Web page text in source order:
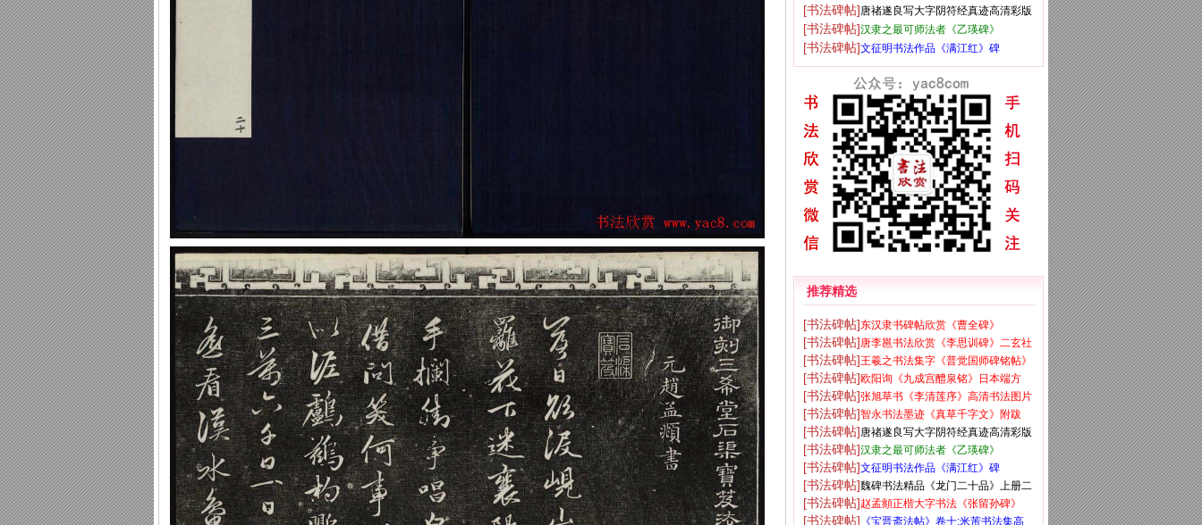
[书法碑帖]唐禇遂良写大字阴符经真迹高清彩版
[书法碑帖]汉隶之最可师法者《乙瑛碑》
[书法碑帖]文征明书法作品《满江红》碑
推荐精选
[书法碑帖]东汉隶书碑帖欣赏《曹全碑》
[书法碑帖]唐李邕书法欣赏《李思训碑》二玄社
高清版
[书法碑帖]王羲之书法集字《普觉国师碑铭帖》
[书法碑帖]欧阳询《九成宫醴泉铭》日本端方
(三井)旧藏本
[书法碑帖]张旭草书《李清莲序》高清书法图片
欣赏
[书法碑帖]智永书法墨迹《真草千字文》附跋
[书法碑帖]唐禇遂良写大字阴符经真迹高清彩版
[书法碑帖]汉隶之最可师法者《乙瑛碑》
[书法碑帖]文征明书法作品《满江红》碑
[书法碑帖]魏碑书法精品《龙门二十品》上册二
玄社高清版
[书法碑帖]赵孟頫正楷大字书法《张留孙碑》
[书法碑帖] 《宝晋斋法帖》卷十:米芾书法集高